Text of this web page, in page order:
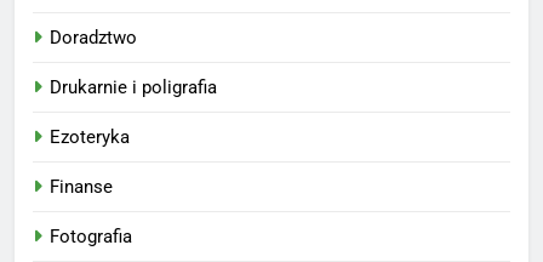
Doradztwo
Drukarnie i poligrafia
Ezoteryka
Finanse
Fotografia